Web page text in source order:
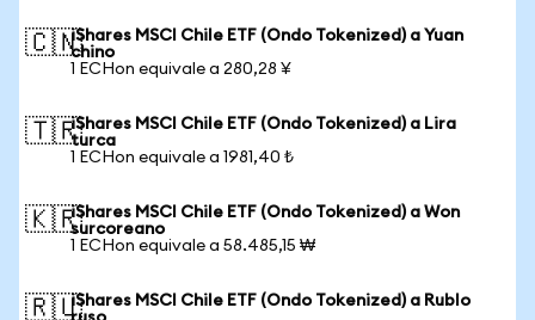
🇨🇳iShares MSCI Chile ETF (Ondo Tokenized) a Yuan
chino
1 ECHon equivale a 280,28 ¥
🇹🇷iShares MSCI Chile ETF (Ondo Tokenized) a Lira
turca
1 ECHon equivale a 1981,40 ₺
🇰🇷iShares MSCI Chile ETF (Ondo Tokenized) a Won
surcoreano
1 ECHon equivale a 58.485,15 ₩
🇷🇺iShares MSCI Chile ETF (Ondo Tokenized) a Rublo